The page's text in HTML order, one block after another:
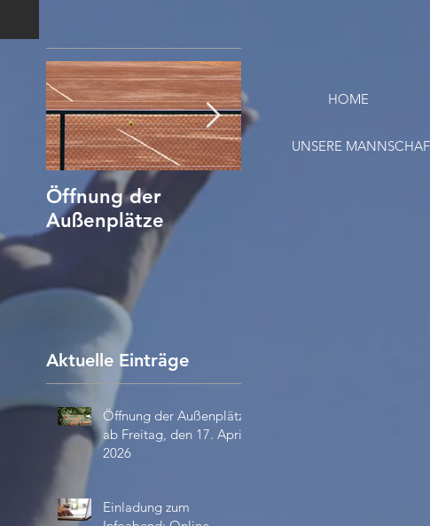
Öffnung der
Außenplätze
HOME
UNSERE
Aktuelle Einträge
Öffnung der Außenplätze
ab Freitag, den 17. April
2026
Einladung zum